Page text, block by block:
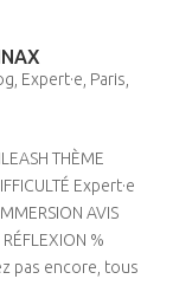
Expert·e Paris
THÈME
Expert·e
AVIS
%
pas encore, tous